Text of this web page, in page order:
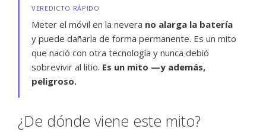
VEREDICTO RÁPIDO
Meter el móvil en la nevera no alarga la batería
y puede dañarla de forma permanente. Es un mito
que nació con otra tecnología y nunca debió
sobrevivir al litio. Es un mito —y además,
peligroso.
¿De dónde viene este mito?